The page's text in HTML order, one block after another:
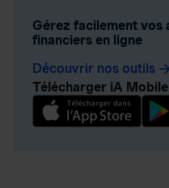
Gérez facilement vos
financiers en ligne
Découvrir nos outils arrow_forward
Télécharger iA Mobile